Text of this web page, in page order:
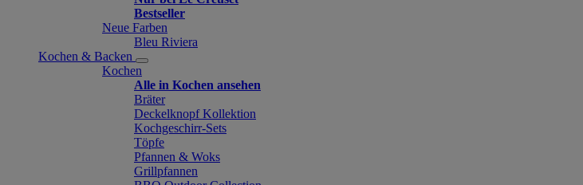
Bestseller
Neue Farben
Bleu Riviera
Kochen & Backen
Kochen
Alle in Kochen ansehen
Bräter
Deckelknopf Kollektion
Kochgeschirr-Sets
Töpfe
Pfannen & Woks
Grillpfannen